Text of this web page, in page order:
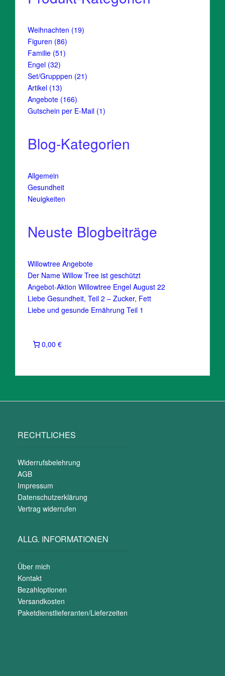
Weihnachten 1919
Figuren 8686
Produkte
Familie 5151
Engel 3232
Produkte
Set/Grupppen 2121
Artikel 1313
Produkte
Angebote 166166
Produkte
Gutschein per E-Mail 11
Blog-Kategorien
Allgemein
Gesundheit
Neuigkeiten
Neuste Blogbeiträge
Willowtree Angebote
Der Name Willow Tree ist geschützt
Angebot-Aktion Willowtree Engel August 22
Liebe Gesundheit, Teil 2 – Zucker, Fett
Liebe und gesunde Ernährung Teil 1
0,00 €
RECHTLICHES
Widerrufsbelehrung
AGB
Impressum
Datenschutzerklärung
Vertrag widerrufen
ALLG. INFORMATIONEN
Über mich
Kontakt
Bezahloptionen
Versandkosten
Paketdienstlieferanten/Lieferzeiten